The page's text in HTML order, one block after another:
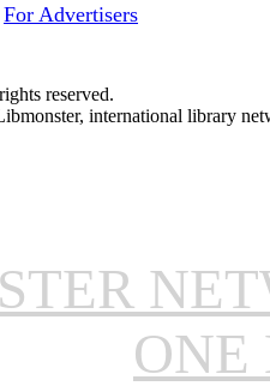
For Advertisers
reserved.
international library
ONE